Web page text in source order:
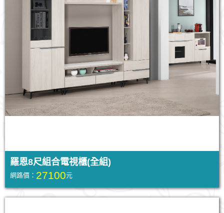
羅恩8尺組合電視櫃(全組)
網路價： 27100元